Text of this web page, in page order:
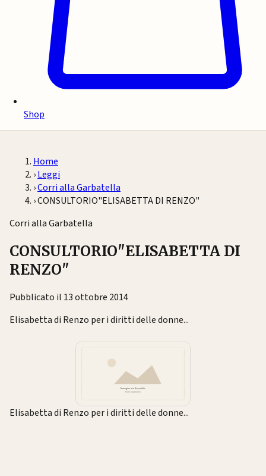
Shop
Home
›Leggi
›Corri alla Garbatella
›CONSULTORIO"ELISABETTA DI RENZO"
Corri alla Garbatella
CONSULTORIO"ELISABETTA DI
RENZO"
Pubblicato il 13 ottobre 2014
Elisabetta di Renzo per i diritti delle donne...
Elisabetta di Renzo per i diritti delle donne...